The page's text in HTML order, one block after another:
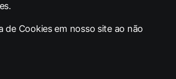
Cookies em nosso site ao não